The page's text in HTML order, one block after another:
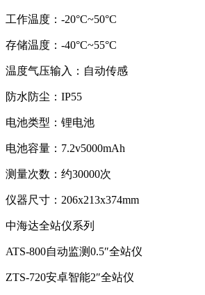
工作温度：-20°C~50°C
存储温度：-40°C~55°C
温度气压输入：自动传感
防水防尘：IP55
电池类型：锂电池
电池容量：7.2v5000mAh
测量次数：约30000次
仪器尺寸：206x213x374mm
中海达全站仪系列
ATS-800自动监测0.5″全站仪
ZTS-720安卓智能2″全站仪